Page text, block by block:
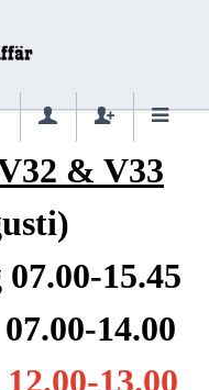
& V33
15.45
14.00
13.00